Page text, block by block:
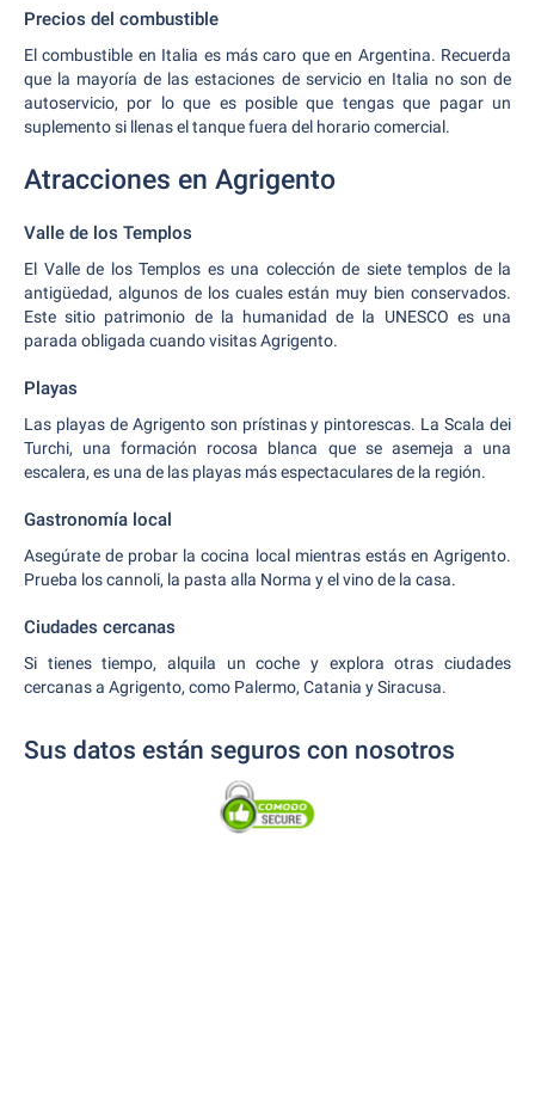
Precios del combustible
El combustible en Italia es más caro que en Argentina. Recuerda
que la mayoría de las estaciones de servicio en Italia no son de
autoservicio, por lo que es posible que tengas que pagar un
suplemento si llenas el tanque fuera del horario comercial.
Atracciones en Agrigento
Valle de los Templos
El Valle de los Templos es una colección de siete templos de la
antigüedad, algunos de los cuales están muy bien conservados.
Este sitio patrimonio de la humanidad de la UNESCO es una
parada obligada cuando visitas Agrigento.
Playas
Las playas de Agrigento son prístinas y pintorescas. La Scala dei
Turchi, una formación rocosa blanca que se asemeja a una
escalera, es una de las playas más espectaculares de la región.
Gastronomía local
Asegúrate de probar la cocina local mientras estás en Agrigento.
Prueba los cannoli, la pasta alla Norma y el vino de la casa.
Ciudades cercanas
Si tienes tiempo, alquila un coche y explora otras ciudades
cercanas a Agrigento, como Palermo, Catania y Siracusa.
Sus datos están seguros con nosotros